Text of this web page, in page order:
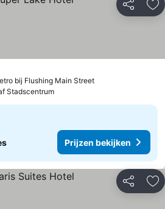
Delen
bij Flushing Main StreetPrijzen
bekijken
Stadscentrum
Prijzen bekijken
Delen